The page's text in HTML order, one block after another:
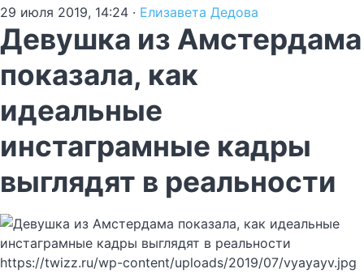
29 июля 2019, 14:24 · Елизавета Дедова
Девушка из Амстердама
показала, как
идеальные
инстаграмные кадры
выглядят в реальности
https://twizz.ru/wp-content/uploads/2019/07/vyayayv.jpg